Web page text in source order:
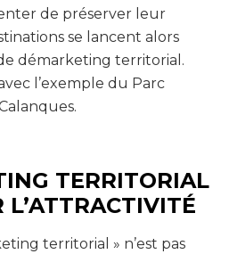
de préserver leur
se lancent alors
démarketing territorial.
l’exemple du Parc
TERRITORIAL
L’ATTRACTIVITÉ
territorial » n’est pas